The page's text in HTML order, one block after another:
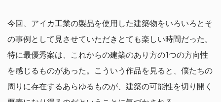
今回、アイカ工業の製品を使用した建築物をいろいろとそ
の事例として見させていただきとても楽しい時間だった。
特に最優秀案は、これからの建築のあり方の1つの方向性
を感じるものがあった。こういう作品を見ると、僕たちの
周りに存在するあらゆるものが、建築の可能性を切り開く